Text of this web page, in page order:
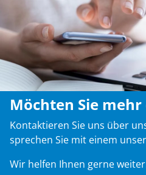
Möchten Sie
Kontaktieren Sie uns über
sprechen Sie mit einem
Wir helfen Ihnen gerne